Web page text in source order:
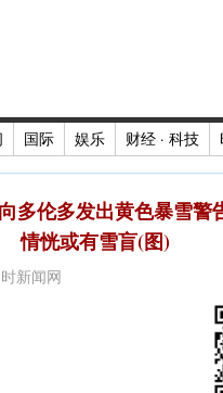
国际 娱乐 财经 · 科技
多伦多发出黄色暴雪
情恍或有雪盲(图)
新闻网